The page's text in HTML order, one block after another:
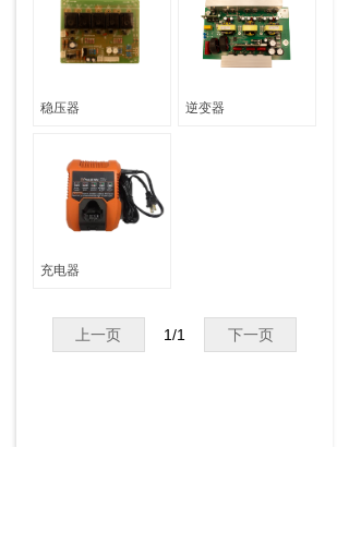
稳压器 逆变器
充电器
上一页 下一页
1/1